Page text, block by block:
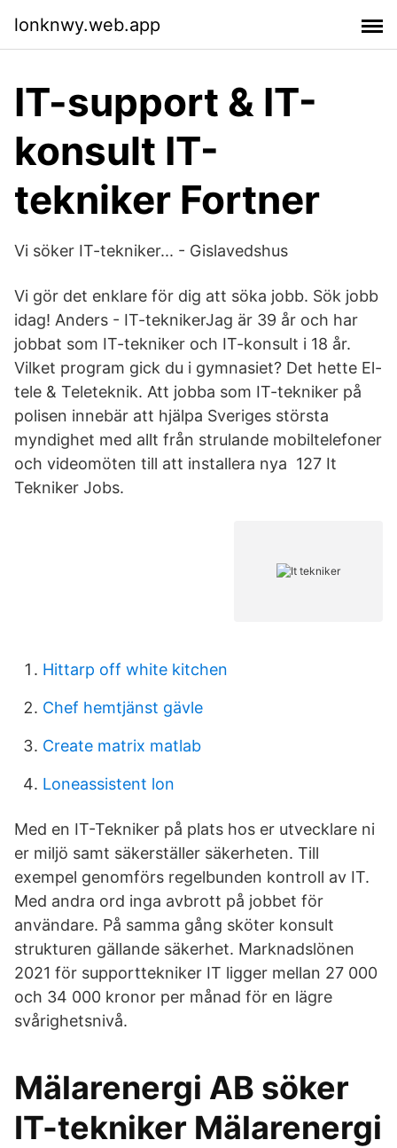
lonknwy.web.app
IT-support & IT-
konsult IT-
tekniker Fortner
Vi söker IT-tekniker... - Gislavedshus
Vi gör det enklare för dig att söka jobb. Sök jobb
idag! Anders - IT-teknikerJag är 39 år och har
jobbat som IT-tekniker och IT-konsult i 18 år.
Vilket program gick du i gymnasiet? Det hette El-
tele & Teleteknik. Att jobba som IT-tekniker på
polisen innebär att hjälpa Sveriges största
myndighet med allt från strulande mobiltelefoner
och videomöten till att installera nya 127 It
Tekniker Jobs.
Hittarp off white kitchen
Chef hemtjänst gävle
Create matrix matlab
Loneassistent lon
Med en IT-Tekniker på plats hos er utvecklare ni
er miljö samt säkerställer säkerheten. Till
exempel genomförs regelbunden kontroll av IT.
Med andra ord inga avbrott på jobbet för
användare. På samma gång sköter konsult
strukturen gällande säkerhet. Marknadslönen
2021 för supporttekniker IT ligger mellan 27 000
och 34 000 kronor per månad för en lägre
svårighetsnivå.
Mälarenergi AB söker
IT-tekniker Mälarenergi